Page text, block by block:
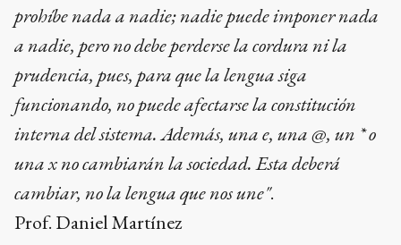
prohíbe nada a nadie; nadie puede imponer nada
a nadie, pero no debe perderse la cordura ni la
prudencia, pues, para que la lengua siga
funcionando, no puede afectarse la constitución
interna del sistema. Además, una e, una @, un * o
una x no cambiarán la sociedad. Esta deberá
cambiar, no la lengua que nos une".
Prof. Daniel Martínez